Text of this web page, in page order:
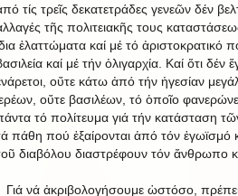
τίς τρεῖς δεκατετράδες γενεῶν δέν
τῆς πολιτειακῆς τους
ἐλαττώματα καί μέ τό ἀριστοκρατικό
καί μέ τήν ὀλιγαρχία. Καί ὅτι δέν
οὔτε κάτω ἀπό τήν ἡγεσίαν
οὔτε βασιλέων, τό ὁποῖο
τό πολίτευμα γιά τήν κατάσταση
πάθη πού ἐξαίρονται ἀπό τόν ἐγωϊσμό
διαβόλου διαστρέφουν τόν ἄνθρωπο
νά ἀκριβολογήσουμε ὡστόσο, πρέπει